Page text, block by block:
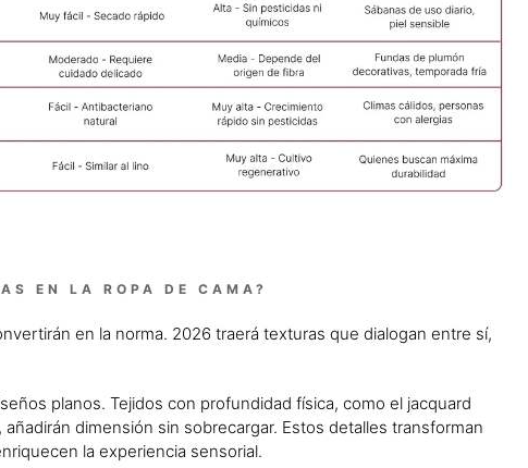
EN LA ROPA DE CAMA?
en la norma. 2026 traerá texturas que dialogan entre sí,
planos. Tejidos con profundidad física, como el jacquard
dimensión sin sobrecargar. Estos detalles transforman
la experiencia sensorial.